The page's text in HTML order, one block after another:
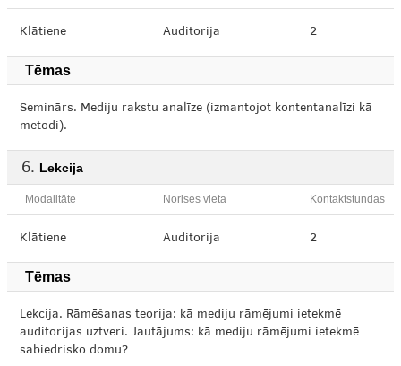
Klātiene Auditorija 2
Tēmas
Seminārs. Mediju rakstu analīze (izmantojot kontentanalīzi kā
metodi).
Lekcija
Modalitāte Norises vieta Kontaktstundas
Klātiene Auditorija 2
Tēmas
Lekcija. Rāmēšanas teorija: kā mediju rāmējumi ietekmē
auditorijas uztveri. Jautājums: kā mediju rāmējumi ietekmē
sabiedrisko domu?